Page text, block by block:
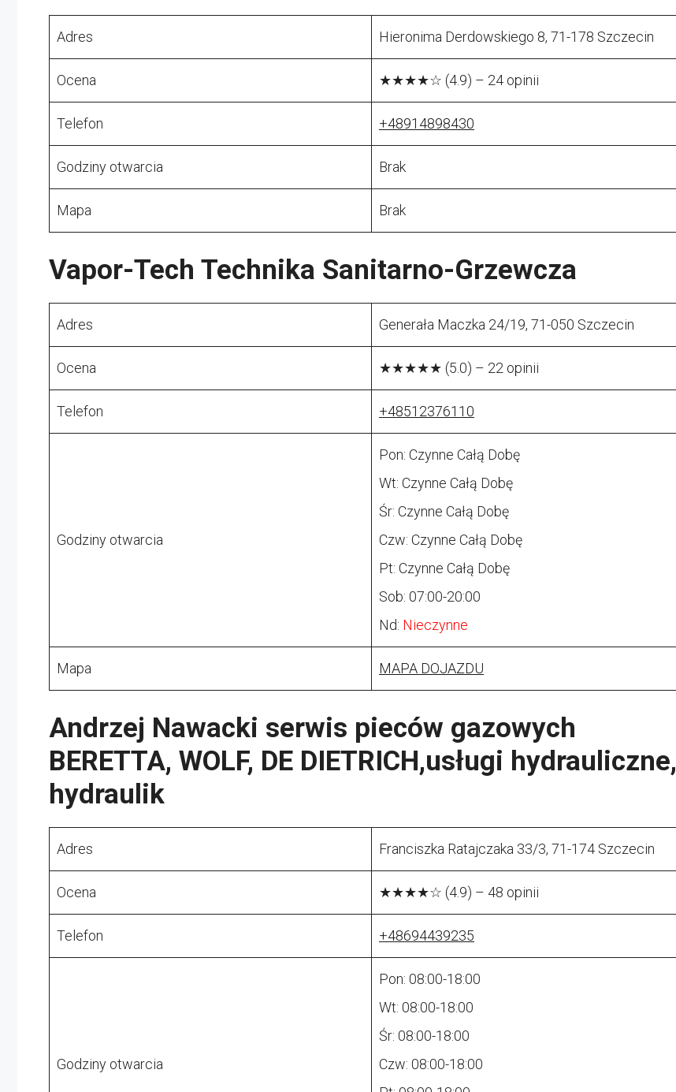
Adres Hieronima Derdowskiego 8, 71-178 Szczecin
Ocena ★★★★☆ (4.9) – 24 opinii
Telefon +48914898430
Godziny otwarcia Brak
Mapa Brak
Vapor-Tech Technika Sanitarno-Grzewcza
Adres Generała Maczka 24/19, 71-050 Szczecin
Ocena ★★★★★ (5.0) – 22 opinii
Telefon +48512376110
Godziny otwarcia
Pon: Czynne Całą Dobę
Wt: Czynne Całą Dobę
Śr: Czynne Całą Dobę
Czw: Czynne Całą Dobę
Pt: Czynne Całą Dobę
Sob: 07:00-20:00
Nd: Nieczynne
Mapa MAPA DOJAZDU
Andrzej Nawacki serwis pieców gazowych
BERETTA, WOLF, DE DIETRICH,usługi hydrauliczne,
hydraulik
Adres Franciszka Ratajczaka 33/3, 71-174 Szczecin
Ocena ★★★★☆ (4.9) – 48 opinii
Telefon +48694439235
Godziny otwarcia
Pon: 08:00-18:00
Wt: 08:00-18:00
Śr: 08:00-18:00
Czw: 08:00-18:00